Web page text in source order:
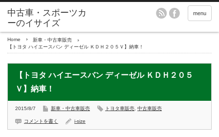
menu
Home
新車・中古車販売
【トヨタ ハイエースバン ディーゼル ＫＤＨ２０５Ｖ】納車！
【トヨタ ハイエースバン ディーゼル ＫＤＨ２０５
Ｖ】納車！
2015/8/7 新車・中古車販売 トヨタ車販売 中古車販売
コメントを書く i-size